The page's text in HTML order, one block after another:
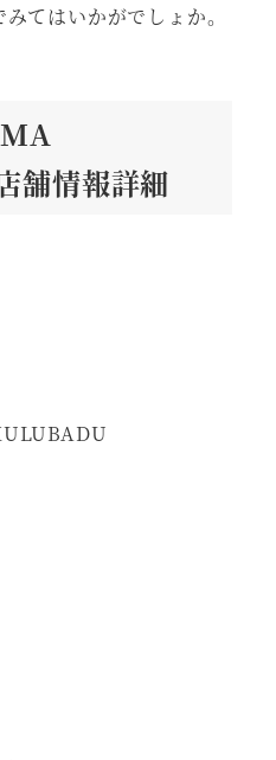
てはいかがでしょか。
舗情報詳細